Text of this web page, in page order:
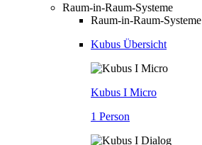
Raum-in-Raum-Systeme
Raum-in-Raum-Systeme
Kubus Übersicht
Kubus I Micro
1 Person